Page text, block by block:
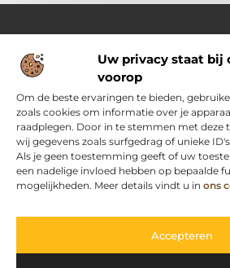
Uw privacy staat bij
voorop
Om de beste ervaringen te bieden,
zoals cookies om informatie over je
raadplegen. Door in te stemmen met deze
wij gegevens zoals surfgedrag of unieke
Als je geen toestemming geeft of uw
een nadelige invloed hebben op bepaalde
mogelijkheden. Meer details vindt u in ons
Accepteren
Over Passievoorinternet
Jouw bron voor frisse ideeën en
Laat je inspireren door een gevarieerde
artikelen vol praktische adviezen,
motiverende verhalen die je dagelijks
makkelijker en leuker maken.
Main Links
Bericht categorie